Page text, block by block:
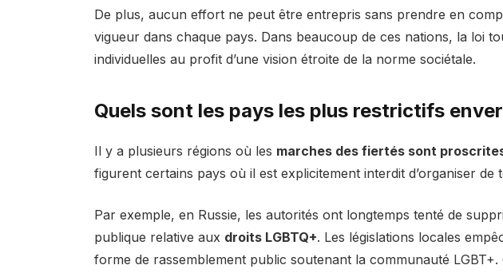
De plus, aucun effort ne peut être entrepris sans prendre en
vigueur dans chaque pays. Dans beaucoup de ces nations, la loi
individuelles au profit d’une vision étroite de la norme sociétale.
Quels sont les pays les plus restrictifs
Il y a plusieurs régions où les marches des fiertés sont
figurent certains pays où il est explicitement interdit d’organiser de
Par exemple, en Russie, les autorités ont longtemps tenté de
publique relative aux droits LGBTQ+. Les législations locales
forme de rassemblement public soutenant la communauté LGBT+.